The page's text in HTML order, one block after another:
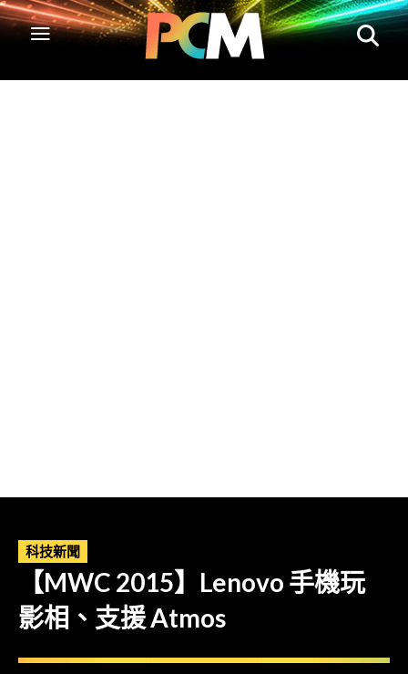
科技新聞
【MWC 2015】Lenovo 手機玩
影相、支援 Atmos